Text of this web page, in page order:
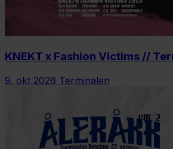
KNEKT x Fashion Victims //
9. okt 2026 Terminalen